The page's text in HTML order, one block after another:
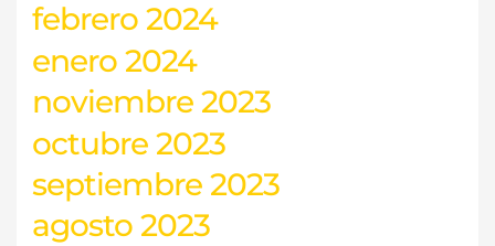
febrero 2024
enero 2024
noviembre 2023
octubre 2023
septiembre 2023
agosto 2023